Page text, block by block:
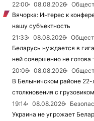
22:00
08.08.2026
Вячорка: Интерес к
нашу субъектность
21:33
08.08.2026
Беларусь нуждается в
ней совершенно не
20:06
08.08.2026
В Белыничском районе 22-
столкновения с
19:14
08.08.2026
Украина не угрожает